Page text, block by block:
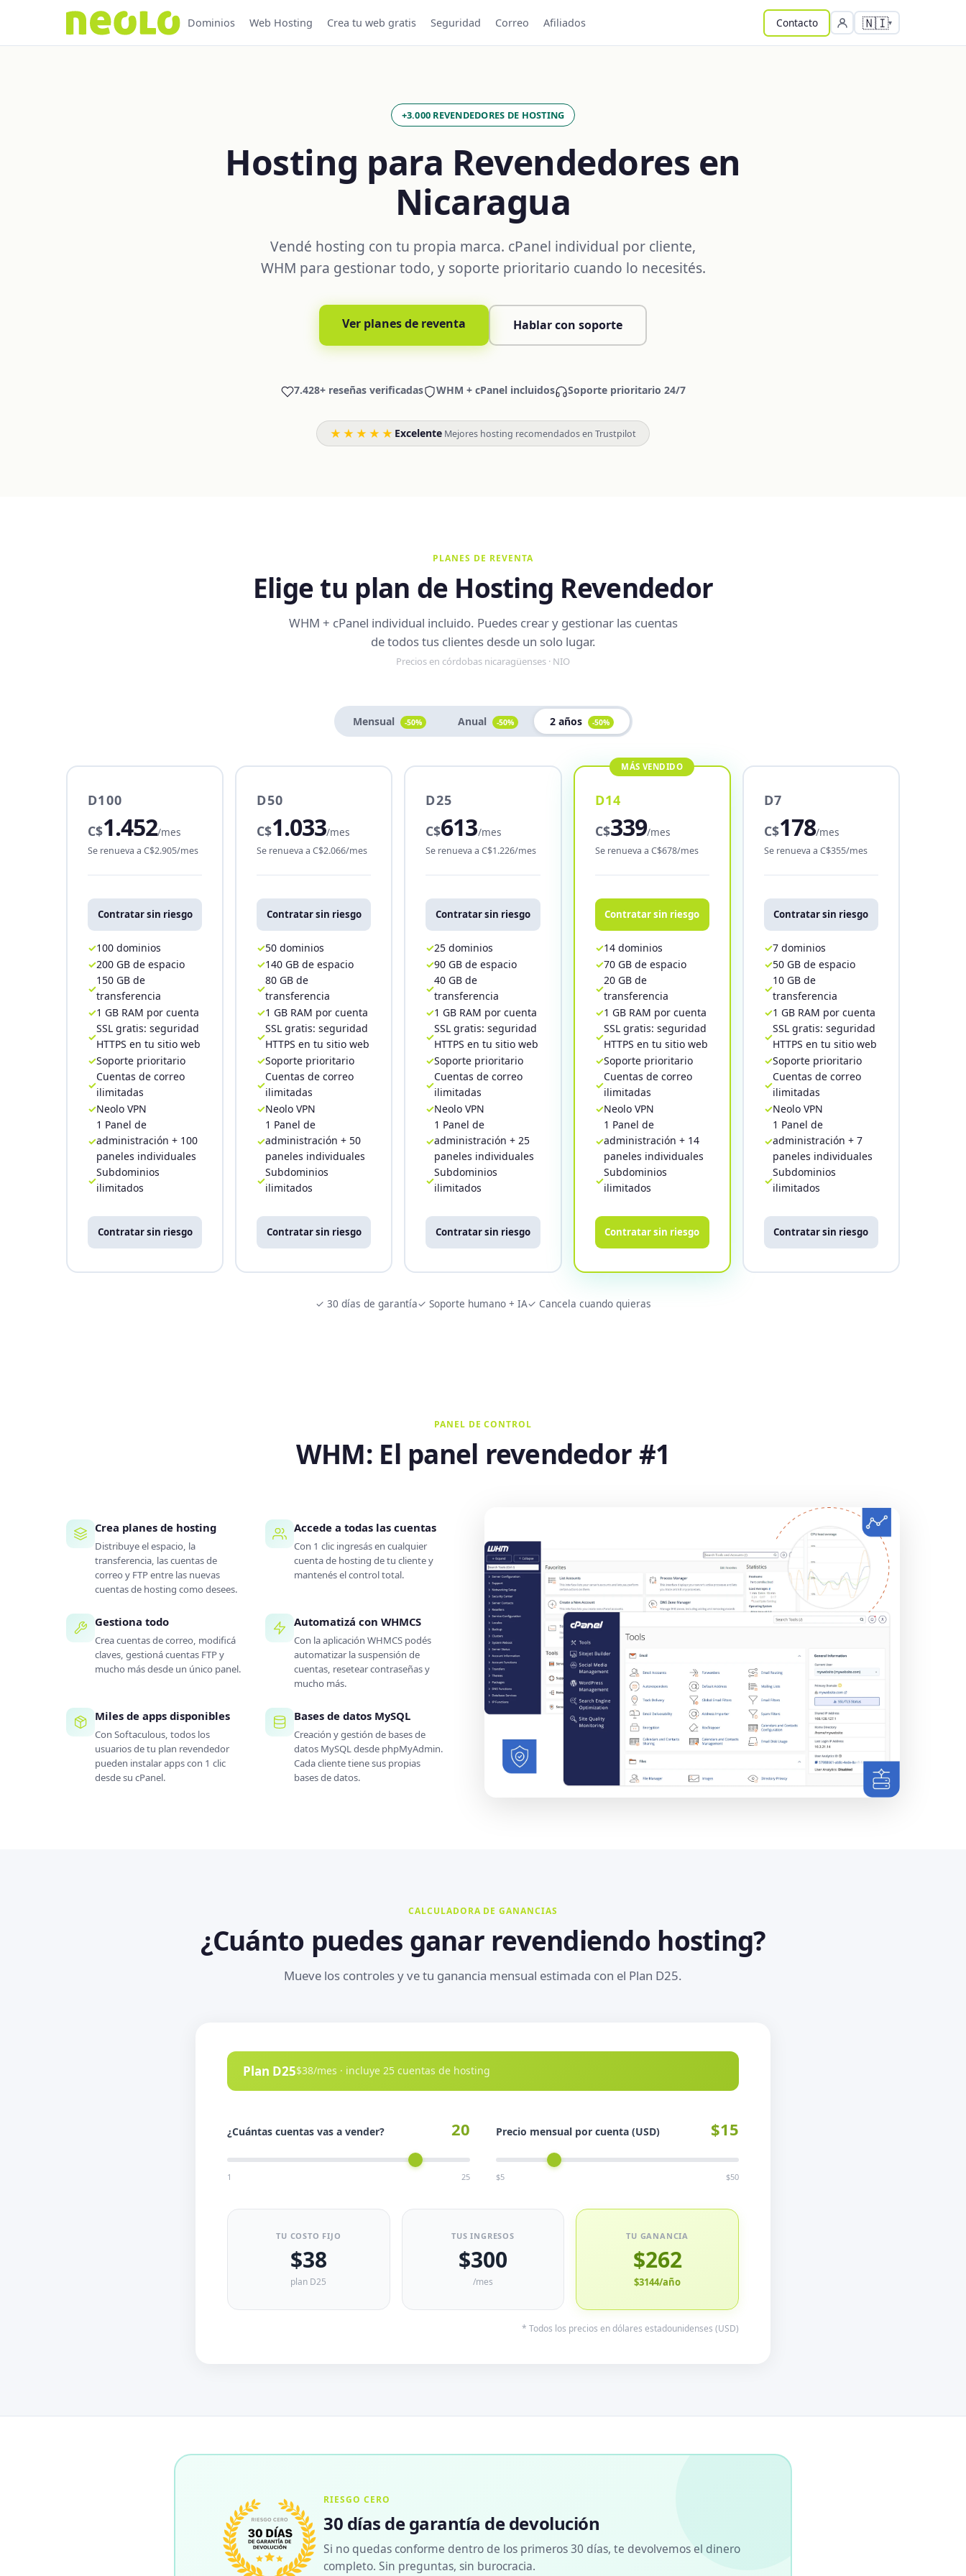
Dominios Web Hosting Crea tu web gratis Seguridad Correo Afiliados Contacto 🇳🇮
+3.000 REVENDEDORES DE HOSTING
Hosting para Revendedores en
Nicaragua
Vendé hosting con tu propia marca. cPanel individual por cliente,
WHM para gestionar todo, y soporte prioritario cuando lo necesités.
Ver planes de reventa Hablar con soporte
7.428+ reseñas verificadas WHM + cPanel incluidos Soporte prioritario 24/7
★★★★★ Excelente Mejores hosting recomendados en Trustpilot
PLANES DE REVENTA
Elige tu plan de Hosting Revendedor
WHM + cPanel individual incluido. Puedes crear y gestionar las cuentas
de todos tus clientes desde un solo lugar.
Precios en córdobas nicaragüenses · NIO
Mensual -50% Anual -50% 2 años -50%
D100
C$1.452/mes
Se renueva a C$2.905/mes
Contratar sin riesgo
100 dominios
200 GB de espacio
150 GB de
transferencia
1 GB RAM por cuenta
SSL gratis: seguridad
HTTPS en tu sitio web
Soporte prioritario
Cuentas de correo
ilimitadas
Neolo VPN
1 Panel de
administración + 100
paneles individuales
Subdominios
ilimitados
Contratar sin riesgo
D50
C$1.033/mes
Se renueva a C$2.066/mes
Contratar sin riesgo
50 dominios
140 GB de espacio
80 GB de
transferencia
1 GB RAM por cuenta
SSL gratis: seguridad
HTTPS en tu sitio web
Soporte prioritario
Cuentas de correo
ilimitadas
Neolo VPN
1 Panel de
administración + 50
paneles individuales
Subdominios
ilimitados
Contratar sin riesgo
D25
C$613/mes
Se renueva a C$1.226/mes
Contratar sin riesgo
25 dominios
90 GB de espacio
40 GB de
transferencia
1 GB RAM por cuenta
SSL gratis: seguridad
HTTPS en tu sitio web
Soporte prioritario
Cuentas de correo
ilimitadas
Neolo VPN
1 Panel de
administración + 25
paneles individuales
Subdominios
ilimitados
Contratar sin riesgo
D14
C$339/mes
Se renueva a C$678/mes
Contratar sin riesgo
14 dominios
70 GB de espacio
20 GB de
transferencia
1 GB RAM por cuenta
SSL gratis: seguridad
HTTPS en tu sitio web
Soporte prioritario
Cuentas de correo
ilimitadas
Neolo VPN
1 Panel de
administración + 14
paneles individuales
Subdominios
ilimitados
Contratar sin riesgo
D7
C$178/mes
Se renueva a C$355/mes
Contratar sin riesgo
7 dominios
50 GB de espacio
10 GB de
transferencia
1 GB RAM por cuenta
SSL gratis: seguridad
HTTPS en tu sitio web
Soporte prioritario
Cuentas de correo
ilimitadas
Neolo VPN
1 Panel de
administración + 7
paneles individuales
Subdominios
ilimitados
Contratar sin riesgo
✓ 30 días de garantía✓ Soporte humano + IA✓ Cancela cuando quieras
PANEL DE CONTROL
WHM: El panel revendedor #1
Crea planes de hosting
Distribuye el espacio, la
transferencia, las cuentas de
correo y FTP entre las nuevas
cuentas de hosting como desees.
Accede a todas las cuentas
Con 1 clic ingresás en cualquier
cuenta de hosting de tu cliente y
mantenés el control total.
Gestiona todo
Crea cuentas de correo, modificá
claves, gestioná cuentas FTP y
mucho más desde un único panel.
Automatizá con WHMCS
Con la aplicación WHMCS podés
automatizar la suspensión de
cuentas, resetear contraseñas y
mucho más.
Miles de apps disponibles
Con Softaculous, todos los
usuarios de tu plan revendedor
pueden instalar apps con 1 clic
desde su cPanel.
Bases de datos MySQL
Creación y gestión de bases de
datos MySQL desde phpMyAdmin.
Cada cliente tiene sus propias
bases de datos.
CALCULADORA DE GANANCIAS
¿Cuánto puedes ganar revendiendo hosting?
Mueve los controles y ve tu ganancia mensual estimada con el Plan D25.
Plan D25$38/mes · incluye 25 cuentas de hosting
¿Cuántas cuentas vas a vender? 20
1 25
Precio mensual por cuenta (USD) $15
$5 $50
TU COSTO FIJO
$38
plan D25
TUS INGRESOS
$300
/mes
TU GANANCIA
$262
$3144/año
* Todos los precios en dólares estadounidenses (USD)
RIESGO CERO
30 días de garantía de devolución
Si no quedas conforme dentro de los primeros 30 días, te devolvemos el dinero
completo. Sin preguntas, sin burocracia.